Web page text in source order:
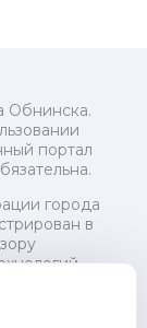
Обнинска.
портал
города
в
24 июля
73321